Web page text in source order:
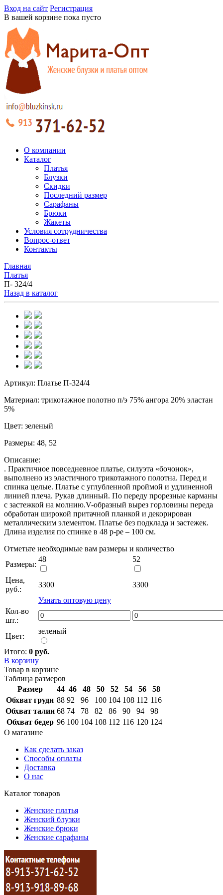
Вход на сайт Регистрация
В вашей корзине пока пусто
О компании
Каталог
Платья
Блузки
Скидки
Последний размер
Сарафаны
Брюки
Жакеты
Условия сотрудничества
Вопрос-ответ
Контакты
Главная
Платья
П- 324/4
Назад в каталог
Артикул: Платье П-324/4
Материал: трикотажное полотно п/э 75% ангора 20% эластан
5%
Цвет: зеленый
Размеры: 48, 52
Описание:
. Практичное повседневное платье, силуэта «бочонок»,
выполнено из эластичного трикотажного полотна. Перед и
спинка целые. Платье с углубленной проймой и удлиненной
линией плеча. Рукав длинный. По переду прорезные карманы
с застежкой на молнию.V-образный вырез горловины переда
обработан широкой притачной планкой и декорирован
металлическим элементом. Платье без подклада и застежек.
Длина изделия по спинке в 48 р-ре – 100 см.
Отметьте необходимые вам размеры и количество
Размеры:
48 52
Цена,
руб.:
3300
3300
Узнать оптовую цену
Кол-во
шт.:
Цвет:
зеленый
Итого: 0 руб.
В корзину
Товар в корзине
Таблица размеров
Размер
44 46 48 50 52 54 56
58
Обхват груди 88 92 96 100 104 108 112 116
Обхват талии 68 74 78 82 86 90 94
98
Обхват бедер 96 100 104 108 112 116 120 124
О магазине
Как сделать заказ
Способы оплаты
Доставка
О нас
Каталог товаров
Женские платья
Женский блузки
Женские брюки
Женские сарафаны